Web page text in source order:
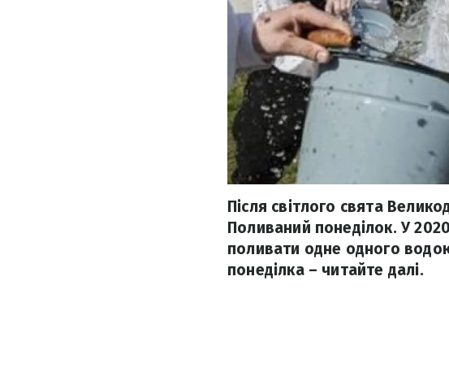
Після світлого свята
Поливаний понеділок. У
поливати одне одного
понеділка – читайте далі.